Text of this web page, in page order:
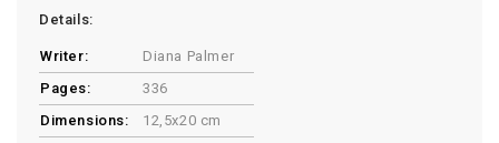
Details:
Writer:
Diana Palmer
Pages:
336
Dimensions:
12,5x20 cm